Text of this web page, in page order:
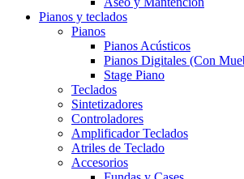
Pianos y teclados
Pianos
Pianos Acústicos
Pianos Digitales (Con
Stage Piano
Teclados
Sintetizadores
Controladores
Amplificador Teclados
Atriles de Teclado
Accesorios